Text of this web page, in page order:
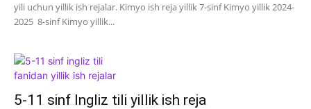
yili uchun yillik ish rejalar. Kimyo ish reja yillik 7-sinf Kimyo yillik 2024-
2025 8-sinf Kimyo yillik...
5-11 sinf Ingliz tili yillik ish reja